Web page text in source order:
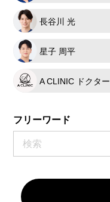
長谷川 光
星子 周平
A CLINIC ドクター
フリーワード